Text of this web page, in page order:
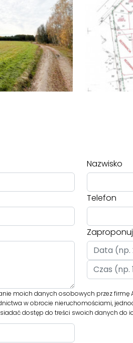
Nazwisko
Telefon
moich danych osobowych przez firmę
w obrocie nieruchomościami,
dostęp do treści swoich danych do